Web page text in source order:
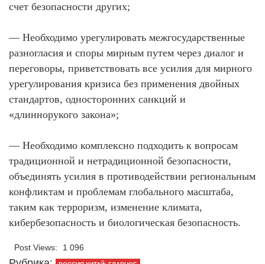
счет безопасности других;
— Необходимо урегулировать межгосударственные
разногласия и споры мирным путем через диалог и
переговоры, приветствовать все усилия для мирного
урегулирования кризиса без применения двойных
стандартов, односторонних санкций и
«длиннорукого закона»;
— Необходимо комплексно подходить к вопросам
традиционной и нетрадиционной безопасности,
объединять усилия в противодействии региональным
конфликтам и проблемам глобального масштаба,
таким как терроризм, изменение климата,
кибербезопасность и биологическая безопасность.
Post Views: 1 096